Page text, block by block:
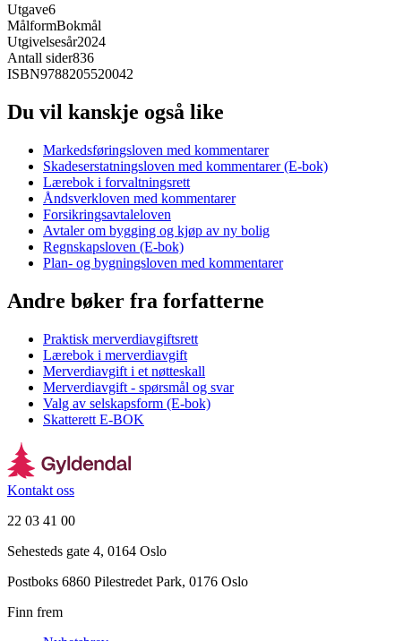
Utgave6
MålformBokmål
Utgivelsesår2024
Antall sider836
ISBN9788205520042
Du vil kanskje også like
Markedsføringsloven med kommentarer
Skadeserstatningsloven med kommentarer (E-bok)
Lærebok i forvaltningsrett
Åndsverkloven med kommentarer
Forsikringsavtaleloven
Avtaler om bygging og kjøp av ny bolig
Regnskapsloven (E-bok)
Plan- og bygningsloven med kommentarer
Andre bøker fra forfatterne
Praktisk merverdiavgiftsrett
Lærebok i merverdiavgift
Merverdiavgift i et nøtteskall
Merverdiavgift - spørsmål og svar
Valg av selskapsform (E-bok)
Skatterett E-BOK
Kontakt oss
22 03 41 00
Sehesteds gate 4, 0164 Oslo
Postboks 6860 Pilestredet Park, 0176 Oslo
Finn frem